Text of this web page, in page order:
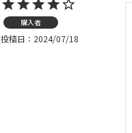
購入者
投稿日 2024/07/18